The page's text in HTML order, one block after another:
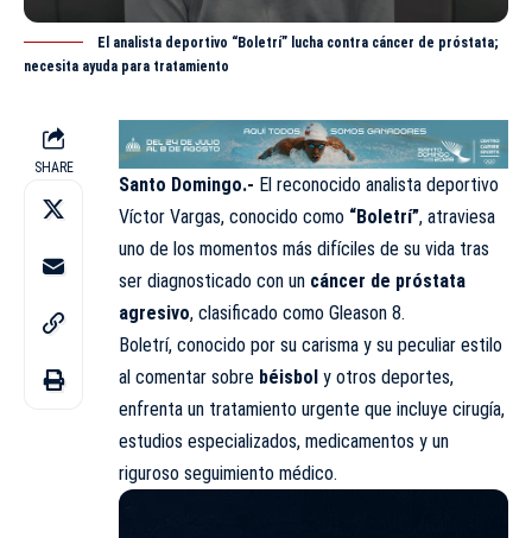
El analista deportivo “Boletrí” lucha contra cáncer de próstata;
necesita ayuda para tratamiento
SHARE
Santo Domingo.- El reconocido analista deportivo
Víctor Vargas, conocido como “Boletrí”, atraviesa
uno de los momentos más difíciles de su vida tras
ser diagnosticado con un cáncer de próstata
agresivo, clasificado como Gleason 8.
Boletrí, conocido por su carisma y su peculiar estilo
al comentar sobre béisbol y otros deportes,
enfrenta un tratamiento urgente que incluye cirugía,
estudios especializados, medicamentos y un
riguroso seguimiento médico.